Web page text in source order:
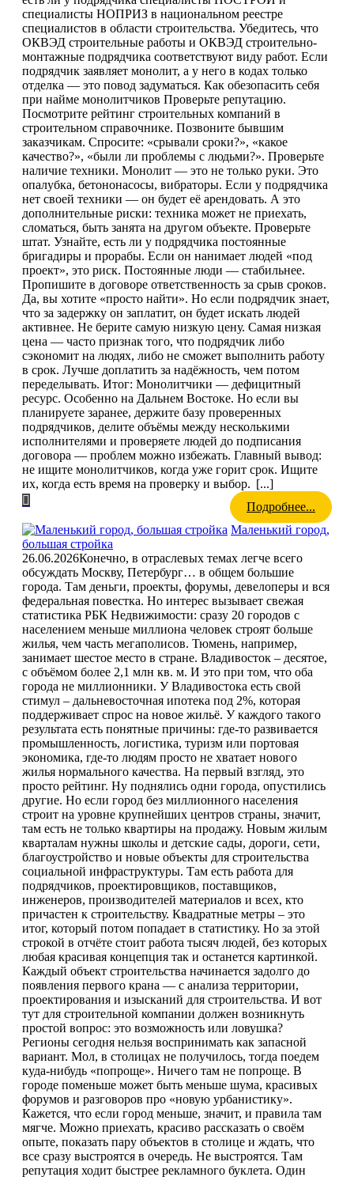
специалисты НОПРИЗ в национальном реестре
специалистов в области строительства. Убедитесь, что
ОКВЭД строительные работы и ОКВЭД строительно-
монтажные подрядчика соответствуют виду работ. Если
подрядчик заявляет монолит, а у него в кодах только
отделка — это повод задуматься. Как обезопасить себя
при найме монолитчиков Проверьте репутацию.
Посмотрите рейтинг строительных компаний в
строительном справочнике. Позвоните бывшим
заказчикам. Спросите: «срывали сроки?», «какое
качество?», «были ли проблемы с людьми?». Проверьте
наличие техники. Монолит — это не только руки. Это
опалубка, бетононасосы, вибраторы. Если у подрядчика
нет своей техники — он будет её арендовать. А это
дополнительные риски: техника может не приехать,
сломаться, быть занята на другом объекте. Проверьте
штат. Узнайте, есть ли у подрядчика постоянные
бригадиры и прорабы. Если он нанимает людей «под
проект», это риск. Постоянные люди — стабильнее.
Пропишите в договоре ответственность за срыв сроков.
Да, вы хотите «просто найти». Но если подрядчик знает,
что за задержку он заплатит, он будет искать людей
активнее. Не берите самую низкую цену. Самая низкая
цена — часто признак того, что подрядчик либо
сэкономит на людях, либо не сможет выполнить работу
в срок. Лучше доплатить за надёжность, чем потом
переделывать. Итог: Монолитчики — дефицитный
ресурс. Особенно на Дальнем Востоке. Но если вы
планируете заранее, держите базу проверенных
подрядчиков, делите объёмы между несколькими
исполнителями и проверяете людей до подписания
договора — проблем можно избежать. Главный вывод:
не ищите монолитчиков, когда уже горит срок. Ищите
их, когда есть время на проверку и выбор. [...]
Подробнее...
Маленький город,
большая стройка
26.06.2026Конечно, в отраслевых темах легче всего
обсуждать Москву, Петербург… в общем большие
города. Там деньги, проекты, форумы, девелоперы и вся
федеральная повестка. Но интерес вызывает свежая
статистика РБК Недвижимости: сразу 20 городов с
населением меньше миллиона человек строят больше
жилья, чем часть мегаполисов. Тюмень, например,
занимает шестое место в стране. Владивосток – десятое,
с объёмом более 2,1 млн кв. м. И это при том, что оба
города не миллионники. У Владивостока есть свой
стимул – дальневосточная ипотека под 2%, которая
поддерживает спрос на новое жильё. У каждого такого
результата есть понятные причины: где-то развивается
промышленность, логистика, туризм или портовая
экономика, где-то людям просто не хватает нового
жилья нормального качества. На первый взгляд, это
просто рейтинг. Ну поднялись одни города, опустились
другие. Но если город без миллионного населения
строит на уровне крупнейших центров страны, значит,
там есть не только квартиры на продажу. Новым жилым
кварталам нужны школы и детские сады, дороги, сети,
благоустройство и новые объекты для строительства
социальной инфраструктуры. Там есть работа для
подрядчиков, проектировщиков, поставщиков,
инженеров, производителей материалов и всех, кто
причастен к строительству. Квадратные метры – это
итог, который потом попадает в статистику. Но за этой
строкой в отчёте стоит работа тысяч людей, без которых
любая красивая концепция так и останется картинкой.
Каждый объект строительства начинается задолго до
появления первого крана — с анализа территории,
проектирования и изысканий для строительства. И вот
тут для строительной компании должен возникнуть
простой вопрос: это возможность или ловушка?
Регионы сегодня нельзя воспринимать как запасной
вариант. Мол, в столицах не получилось, тогда поедем
куда-нибудь «попроще». Ничего там не попроще. В
городе поменьше может быть меньше шума, красивых
форумов и разговоров про «новую урбанистику».
Кажется, что если город меньше, значит, и правила там
мягче. Можно приехать, красиво рассказать о своём
опыте, показать пару объектов в столице и ждать, что
все сразу выстроятся в очередь. Не выстроятся. Там
репутация ходит быстрее рекламного буклета. Один